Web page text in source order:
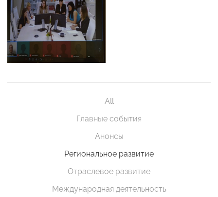
All
Главные события
Анонсы
Региональное развитие
Отраслевое развитие
Международная деятельность